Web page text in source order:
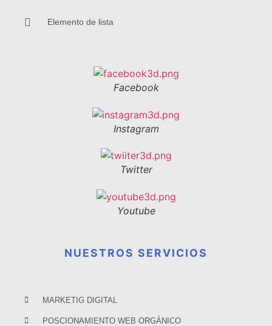
Elemento de lista
Facebook
Instagram
Twitter
Youtube
NUESTROS SERVICIOS
MARKETIG DIGITAL
POSCIONAMIENTO WEB ORGÁNICO